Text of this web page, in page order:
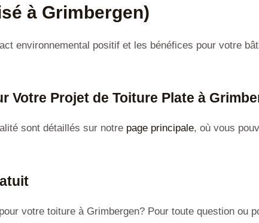
à Grimbergen)
environnemental positif et les bénéfices pour votre
Votre Projet de Toiture Plate à
sont détaillés sur notre page principale, où vous
votre toiture à Grimbergen? Pour toute question ou